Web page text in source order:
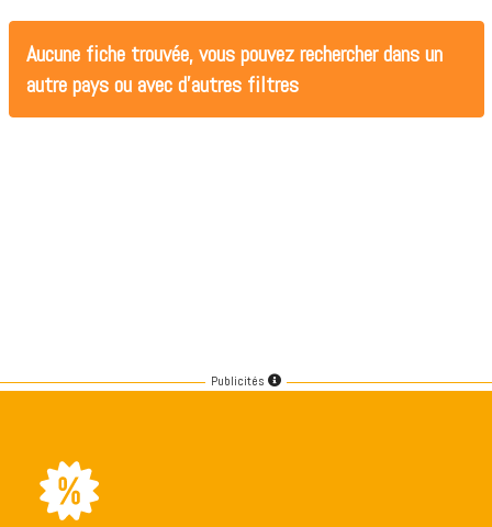
Aucune fiche trouvée, vous pouvez rechercher dans un
autre pays ou avec d'autres filtres
Publicités